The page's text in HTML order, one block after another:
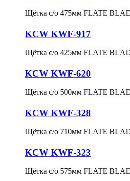
Щётка с/о 475мм FLATE
KCW KWF-917
Щётка с/о 425мм FLATE
KCW KWF-620
Щётка с/о 500мм FLATE
KCW KWF-328
Щётка с/о 710мм FLATE
KCW KWF-323
Щётка с/о 575мм FLATE